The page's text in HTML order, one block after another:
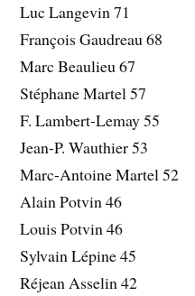
Luc Langevin 71
François Gaudreau 68
Marc Beaulieu 67
Stéphane Martel 57
F. Lambert-Lemay 55
Jean-P. Wauthier 53
Marc-Antoine Martel 52
Alain Potvin 46
Louis Potvin 46
Sylvain Lépine 45
Réjean Asselin 42